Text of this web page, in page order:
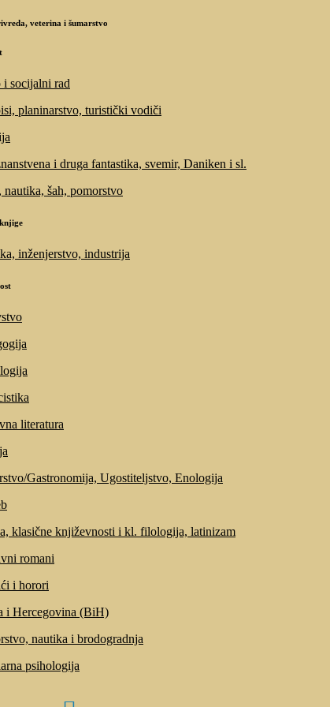
veterina i šumarstvo
i socijalni rad
planinarstvo, turistički vodiči
i druga fantastika, svemir, Daniken i sl.
nautika, šah, pomorstvo
inženjerstvo, industrija
literatura
Gastronomija, Ugostiteljstvo, Enologija
klasične književnosti i kl. filologija, latinizam
romani
i horori
i Hercegovina (BiH)
nautika i brodogradnja
psihologija